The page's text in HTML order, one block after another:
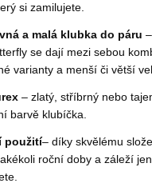
si zamilujete.
a malá klubka do páru
se dají mezi sebou
varianty a menší či větší
– zlatý, stříbrný nebo
barvě klubíčka.
použití– díky skvělému
roční doby a záleží